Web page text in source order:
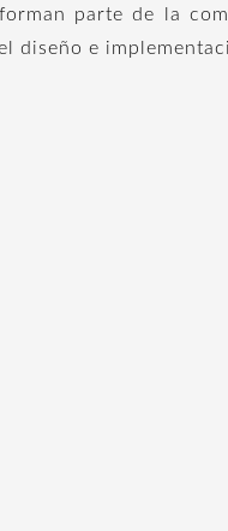
parte de la
diseño e